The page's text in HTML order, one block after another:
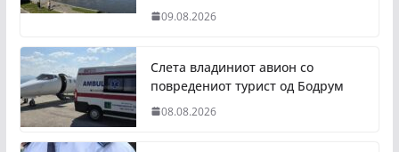
09.08.2026
Слета владиниот авион со
повредениот турист од Бодрум
08.08.2026